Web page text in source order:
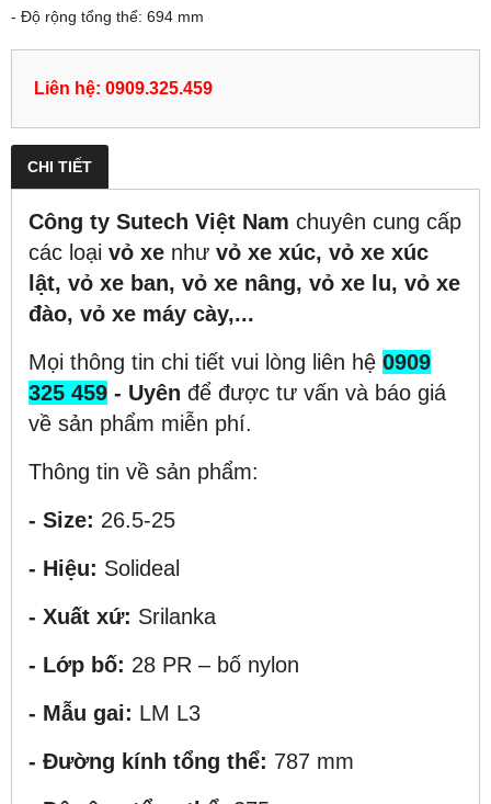
- Độ rộng tổng thể: 694 mm
Liên hệ: 0909.325.459
CHI TIẾT
Công ty Sutech Việt Nam chuyên cung cấp
các loại vỏ xe như vỏ xe xúc, vỏ xe xúc
lật, vỏ xe ban, vỏ xe nâng, vỏ xe lu, vỏ xe
đào, vỏ xe máy cày,...
Mọi thông tin chi tiết vui lòng liên hệ 0909
325 459 - Uyên để được tư vấn và báo giá
về sản phẩm miễn phí.
Thông tin về sản phẩm:
- Size: 26.5-25
- Hiệu: Solideal
- Xuất xứ: Srilanka
- Lớp bố: 28 PR – bố nylon
- Mẫu gai: LM L3
- Đường kính tổng thể: 787 mm